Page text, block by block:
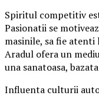
Spiritul competitiv
Pasionatii se
masinile, sa fie
Aradul ofera un
una sanatoasa,
Influenta culturii